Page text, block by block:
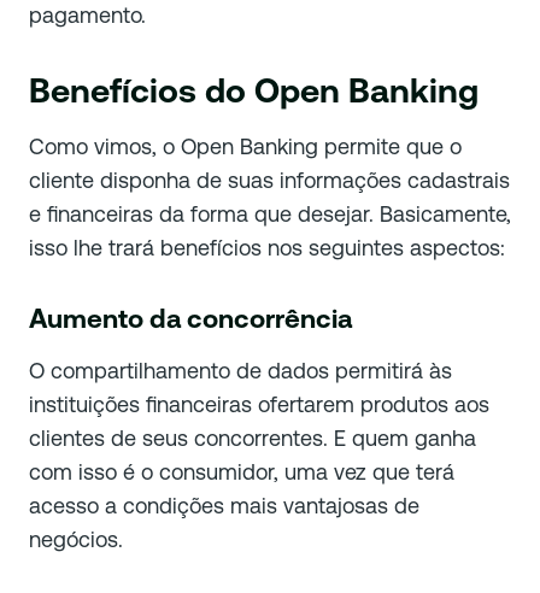
pagamento.
Benefícios do Open Banking
Como vimos, o Open Banking permite que o
cliente disponha de suas informações cadastrais
e financeiras da forma que desejar. Basicamente,
isso lhe trará benefícios nos seguintes aspectos:
Aumento da concorrência
O compartilhamento de dados permitirá às
instituições financeiras ofertarem produtos aos
clientes de seus concorrentes. E quem ganha
com isso é o consumidor, uma vez que terá
acesso a condições mais vantajosas de
negócios.